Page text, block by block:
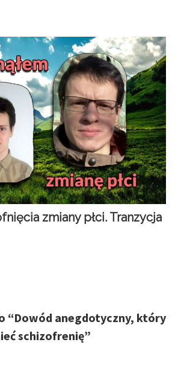
zmiany płci. Tranzycja
“Dowód anegdotyczny, który
schizofrenię”